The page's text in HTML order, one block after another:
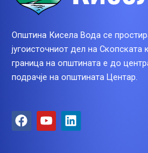
Општина Кисела Вода се
југоисточниот дел на Скопската
граница на општината е до
подрачје на општината Центар.
F
a
Y
o
L
i